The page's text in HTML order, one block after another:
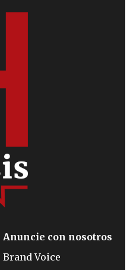
Anuncie con nosotros
Brand Voice